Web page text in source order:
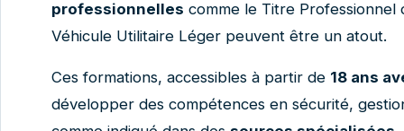
professionnelles comme le Titre
Véhicule Utilitaire Léger peuvent être un atout.
Ces formations, accessibles à partir de 18 ans
développer des compétences en sécurité,